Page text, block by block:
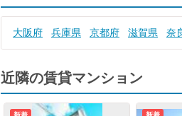
大阪府 兵庫県 京都府 滋賀県 奈
近隣の賃貸マンション